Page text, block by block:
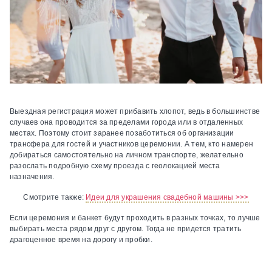
Выездная регистрация может прибавить хлопот, ведь в большинстве
случаев она проводится за пределами города или в отдаленных
местах. Поэтому стоит заранее позаботиться об организации
трансфера для гостей и участников церемонии. А тем, кто намерен
добираться самостоятельно на личном транспорте, желательно
разослать подробную схему проезда с геолокацией места
назначения.
Смотрите также: Идеи для украшения свадебной машины >>>
Если церемония и банкет будут проходить в разных точках, то лучше
выбирать места рядом друг с другом. Тогда не придется тратить
драгоценное время на дорогу и пробки.